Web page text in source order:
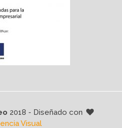
2018 - Diseñado con
Visual